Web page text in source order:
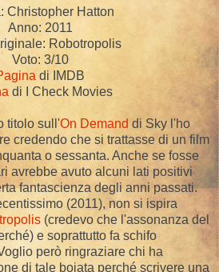
Christopher Hatton
Anno: 2011
Robotropolis
Voto: 3/10
di IMDB
di I Check Movies
titolo sull'On Demand di Sky l'ho
credendo che si trattasse di un film
o sessanta. Anche se fosse
avrebbe avuto alcuni lati positivi
fantascienza degli anni passati.
(2011), non si ispira
(credevo che l'assonanza del
e soprattutto fa schifo
però ringraziare chi ha
di tale boiata perché scrivere una